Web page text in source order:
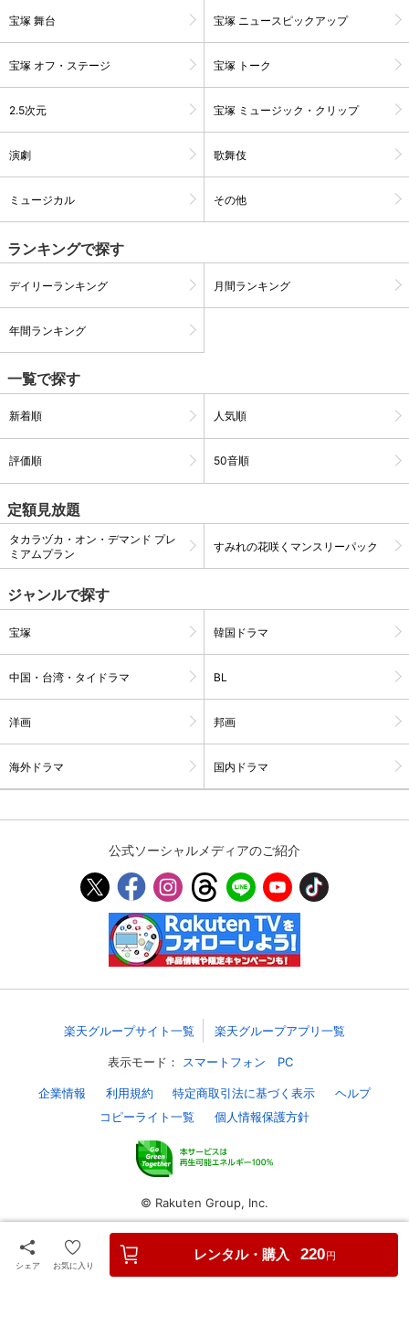
基本情報、本人連絡先、パスワード 、クレ
ジットカード情報の変更が可能です。
決済方法の変更が可能です。
購入明細 ４ヵ月分の購入明細の確認が可能です。
現在獲得済みのお得なクーポンを確認でき
購入履歴
レンタル、購入、定額見放題の購入履歴の
確認が可能です。こちらから視聴いただく
と便利です。
閲覧履歴
サイト内の閲覧履歴を確認できます。履歴
視聴デバイス一覧
スマホなどでRakuten TVを視聴する際のデ
す。
メルマガ
メルマガの配信停止、配信先のメールアド
定額見放題コンテンツの解約はこちらから
可能です。
ログアウト
シェア お気に入り
レンタル・購入 220 円
宝塚 舞台 宝塚 ニュースピックアップ
宝塚 オフ・ステージ 宝塚 トーク
2.5次元 宝塚 ミュージック・クリップ
演劇 歌舞伎
ミュージカル その他
ランキングで探す
デイリーランキング 月間ランキング
年間ランキング
一覧で探す
新着順 人気順
評価順 50音順
定額見放題
タカラヅカ・オン・デマンド プレ
ミアムプラン
すみれの花咲くマンスリーパック
ジャンルで探す
宝塚 韓国ドラマ
中国・台湾・タイドラマ BL
洋画 邦画
海外ドラマ 国内ドラマ
公式ソーシャルメディアのご紹介
楽天グループサイト一覧 楽天グループアプリ一覧
表示モード： スマートフォン PC
企業情報 利用規約 特定商取引法に基づく表示
ヘルプ
コピーライト一覧
個人情報保護方針
© Rakuten Group, Inc.